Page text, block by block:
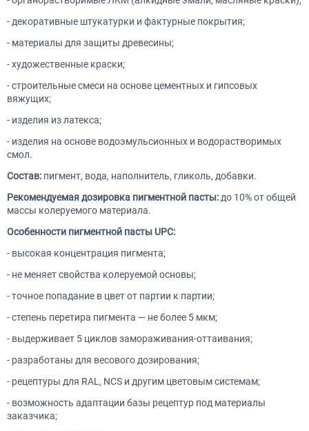
- декоративные штукатурки и фактурные покрытия;
- материалы для защиты древесины;
- художественные краски;
- строительные смеси на основе цементных и гипсовых
вяжущих;
- изделия из латекса;
- изделия на основе водоэмульсионных и водорастворимых
смол.
Состав: пигмент, вода, наполнитель, гликоль, добавки.ᅠ
Рекомендуемая дозировка пигментной пасты:до 10% от общей
массы колеруемого материала.
Особенности пигментной пасты UPC:
- высокая концентрация пигмента;
- не меняет свойства колеруемой основы;
- точное попадание в цвет от партии к партии;
- степень перетира пигмента — не более 5 мкм;
- выдерживает 5 циклов замораживания-оттаивания;
- разработаны для весового дозирования;
- рецептуры для RAL, NCS и другим цветовым системам;
- возможность адаптации базы рецептур под материалы
заказчика;